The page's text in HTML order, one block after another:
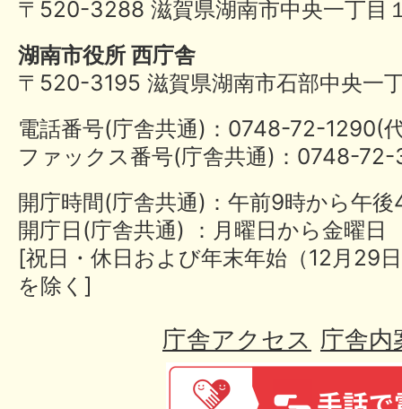
〒520-3288 滋賀県湖南市中央一丁目
湖南市役所 西庁舎
〒520-3195 滋賀県湖南市石部中央一
電話番号(庁舎共通)：0748-72-
ファックス番号(庁舎共通)：0748-
開庁時間(庁舎共通)：午前9時から午
開庁日(庁舎共通) ：月曜日から金曜日
[祝日・休日および年末年始（12月29
を除く]
庁舎アクセス 庁舎内